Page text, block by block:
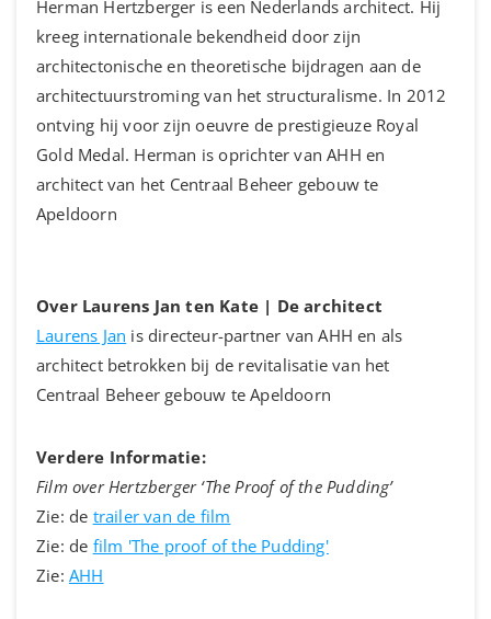
Herman Hertzberger is een Nederlands architect. Hij
kreeg internationale bekendheid door zijn
architectonische en theoretische bijdragen aan de
architectuurstroming van het structuralisme. In 2012
ontving hij voor zijn oeuvre de prestigieuze Royal
Gold Medal. Herman is oprichter van AHH en
architect van het Centraal Beheer gebouw te
Apeldoorn
Over Laurens Jan ten Kate | De architect
Laurens Jan is directeur-partner van AHH en als
architect betrokken bij de revitalisatie van het
Centraal Beheer gebouw te Apeldoorn
Verdere Informatie:
Film over Hertzberger ‘The Proof of the Pudding’
Zie: de trailer van de film
Zie: de film 'The proof of the Pudding'
Zie: AHH